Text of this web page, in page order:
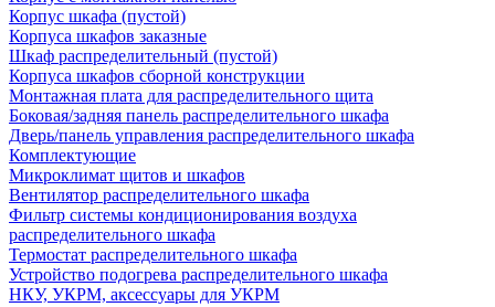
Корпус шкафа (пустой)
Корпуса шкафов заказные
Шкаф распределительный (пустой)
Корпуса шкафов сборной конструкции
Монтажная плата для распределительного щита
Боковая/задняя панель распределительного шкафа
Дверь/панель управления распределительного шкафа
Комплектующие
Микроклимат щитов и шкафов
Вентилятор распределительного шкафа
Фильтр системы кондиционирования воздуха
распределительного шкафа
Термостат распределительного шкафа
Устройство подогрева распределительного шкафа
НКУ, УКРМ, аксессуары для УКРМ